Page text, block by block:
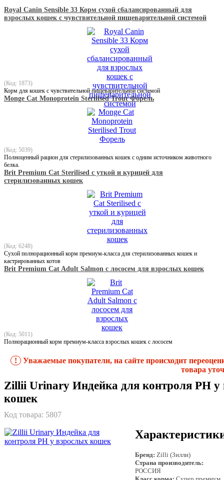
Royal Canin Sensible 33 Корм сухой сбалансированный для
взрослых кошек с чувствительной пищеварительной системой
(Код: 1873)
Корм для кошек с чувствительной пищеварительной системой
Monge Cat Monoprotein Sterilised Trout Форель
(Код: 5039)
Полноценный рацион для стерилизованных кошек с одним источником животного
белка.
Brit Premium Cat Sterilised с уткой и курицей для
стерилизованных кошек
(Код: 6248)
Сухой полнорационный корм премиум-класса для стерилизованных кошек и
кастрированных котов
Brit Premium Cat Adult Salmon с лососем для взрослых кошек
(Код: 5011)
Полнорационный корм премиум-класса взрослых кошек с лососем
!
Уважаемые покупатели, на сайте происходит
товара
Zillii Urinary Индейка для контроля PH у
кошек
Код товара: 5807
Бренд: Zilli (Зилли)
Страна производитель:
РОССИЯ